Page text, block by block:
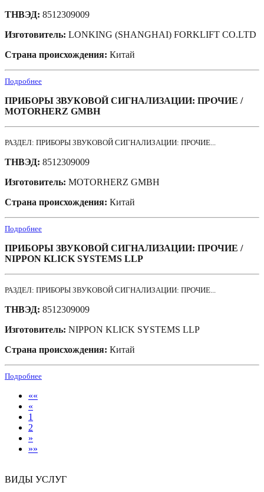
ТНВЭД: 8512309009
Изготовитель: LONKING (SHANGHAI) FORKLIFT CO.LTD
Страна происхождения: Китай
Подробнее
ПРИБОРЫ ЗВУКОВОЙ СИГНАЛИЗАЦИИ: ПРОЧИЕ /
MOTORHERZ GMBH
РАЗДЕЛ: ПРИБОРЫ ЗВУКОВОЙ СИГНАЛИЗАЦИИ: ПРОЧИЕ...
ТНВЭД: 8512309009
Изготовитель: MOTORHERZ GMBH
Страна происхождения: Китай
Подробнее
ПРИБОРЫ ЗВУКОВОЙ СИГНАЛИЗАЦИИ: ПРОЧИЕ /
NIPPON KLICK SYSTEMS LLP
РАЗДЕЛ: ПРИБОРЫ ЗВУКОВОЙ СИГНАЛИЗАЦИИ: ПРОЧИЕ...
ТНВЭД: 8512309009
Изготовитель: NIPPON KLICK SYSTEMS LLP
Страна происхождения: Китай
Подробнее
««
«
1
2
»
»»
ВИДЫ УСЛУГ